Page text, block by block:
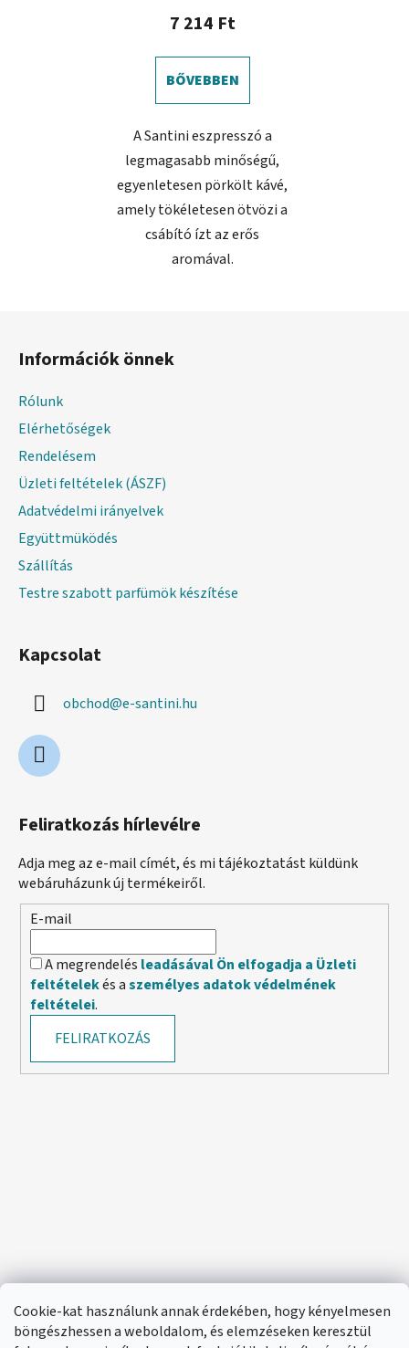
Cookie-kat használunk annak érdekében, hogy kényelmesen
böngészhessen a weboldalom, és elemzéseken keresztül
átlagos
5-
ből
csillag.
7 214 Ft
BŐVEBBEN
A Santini eszpresszó a
legmagasabb minőségű,
egyenletesen pörkölt kávé,
amely tökéletesen ötvözi a
csábító ízt az erős
aromával.
Információk önnek
Rólunk
Elérhetőségek
Rendelésem
Üzleti feltételek (ÁSZF)
Adatvédelmi irányelvek
Együttmüködés
Szállítás
Testre szabott parfümök készítése
Kapcsolat
obchod@e-santini.hu
Feliratkozás hírlevélre
Adja meg az e-mail címét, és mi tájékoztatást küldünk
webáruházunk új termékeiről.
E-mail
A megrendelés leadásával Ön elfogadja a Üzleti
feltételekés aszemélyes adatok védelmének
feltételei.
FELIRATKOZÁS